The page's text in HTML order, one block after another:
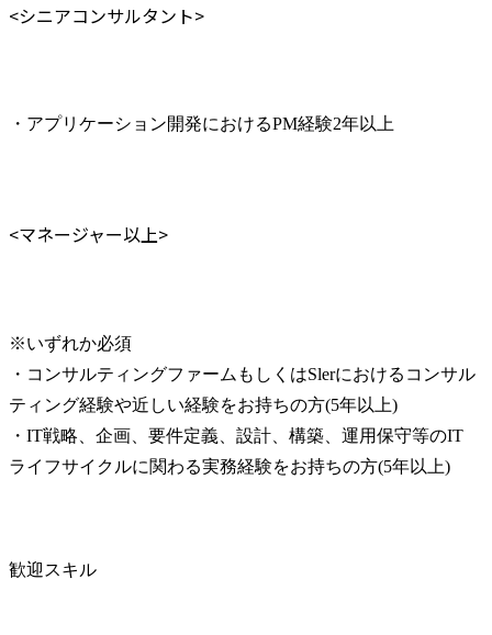
<シニアコンサルタント>
・アプリケーション開発におけるPM経験2年以上
<マネージャー以上>
※いずれか必須
・コンサルティングファームもしくはSlerにおけるコンサル
ティング経験や近しい経験をお持ちの方(5年以上)
・IT戦略、企画、要件定義、設計、構築、運用保守等のIT
ライフサイクルに関わる実務経験をお持ちの方(5年以上)
歓迎スキル